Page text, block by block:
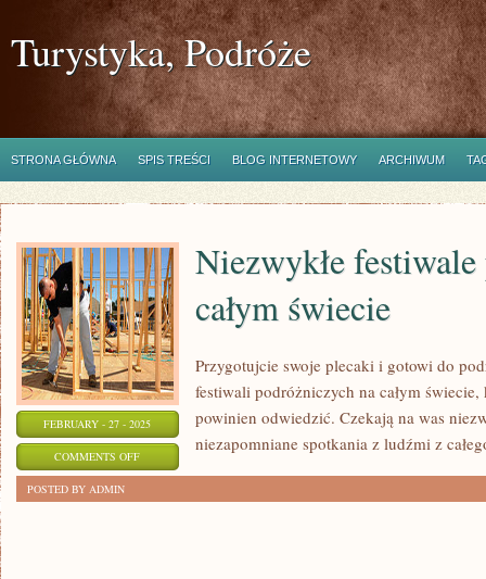
Turystyka, Podróże
STRONA GŁÓWNA SPIS TREŚCI BLOG INTERNETOWY ARCHIWUM
FEBRUARY - 27 - 2025
COMMENTS OFFON
Niezwykłe
całym świecie
Przygotujcie swoje plecaki i gotowi do
festiwali podróżniczych na całym
powinien odwiedzić. Czekają na was
niezapomniane spotkania z ludźmi z
POSTED BY ADMIN